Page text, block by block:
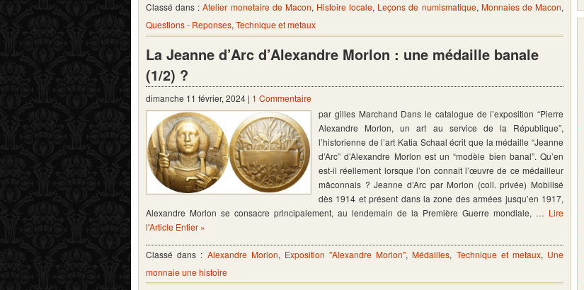
Classé dans :Atelier monetaire de Macon, Histoire locale, Leçons de numismatique, Monnaies de Macon,
Questions - Reponses, Technique et metaux
La Jeanne d’Arc d’Alexandre Morlon : une médaille banale
(1/2) ?
dimanche 11 février, 2024 | 1 Commentaire
par gilles Marchand Dans le catalogue de l’exposition “Pierre
Alexandre Morlon, un art au service de la République”,
l’historienne de l’art Katia Schaal écrit que la médaille “Jeanne
d’Arc” d’Alexandre Morlon est un “modèle bien banal”. Qu’en
est-il réellement lorsque l’on connait l’œuvre de ce médailleur
mâconnais ? Jeanne d’Arc par Morlon (coll. privée) Mobilisé
dès 1914 et présent dans la zone des armées jusqu’en 1917,
Alexandre Morlon se consacre principalement, au lendemain de la Première Guerre mondiale, … Lire
l'Article Entier »
Classé dans : Alexandre Morlon, Exposition "Alexandre Morlon",Médailles, Technique et metaux, Une
monnaie une histoire